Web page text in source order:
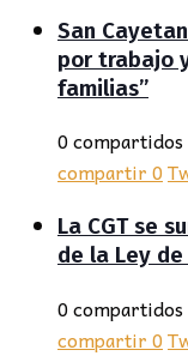
San
por trabajo
familias”
0 compartidos
compartir0
La CGT se
de la Ley
0 compartidos
compartir0